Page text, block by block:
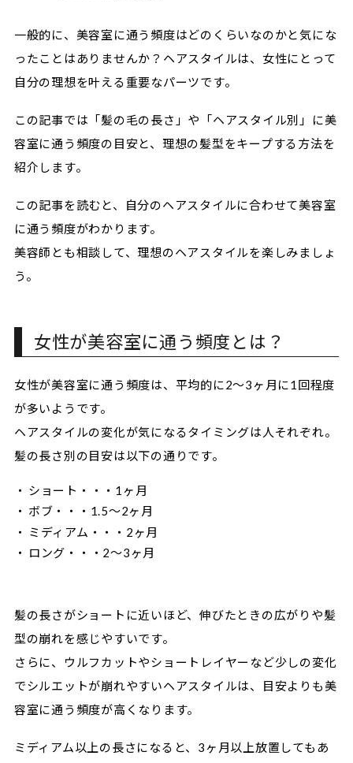
一般的に、美容室に通う頻度はどのくらいなのかと気にな
ったことはありませんか？ヘアスタイルは、女性にとって
自分の理想を叶える重要なパーツです。
この記事では「髪の毛の長さ」や「ヘアスタイル別」に美
容室に通う頻度の目安と、理想の髪型をキープする方法を
紹介します。
この記事を読むと、自分のヘアスタイルに合わせて美容室
に通う頻度がわかります。
美容師とも相談して、理想のヘアスタイルを楽しみましょ
う。
女性が美容室に通う頻度とは？
女性が美容室に通う頻度は、平均的に2〜3ヶ月に1回程度
が多いようです。
ヘアスタイルの変化が気になるタイミングは人それぞれ。
髪の長さ別の目安は以下の通りです。
ショート・・・1ヶ月
ボブ・・・1.5～2ヶ月
ミディアム・・・2ヶ月
ロング・・・2～3ヶ月
髪の長さがショートに近いほど、伸びたときの広がりや髪
型の崩れを感じやすいです。
さらに、ウルフカットやショートレイヤーなど少しの変化
でシルエットが崩れやすいヘアスタイルは、目安よりも美
容室に通う頻度が高くなります。
ミディアム以上の長さになると、3ヶ月以上放置してもあ